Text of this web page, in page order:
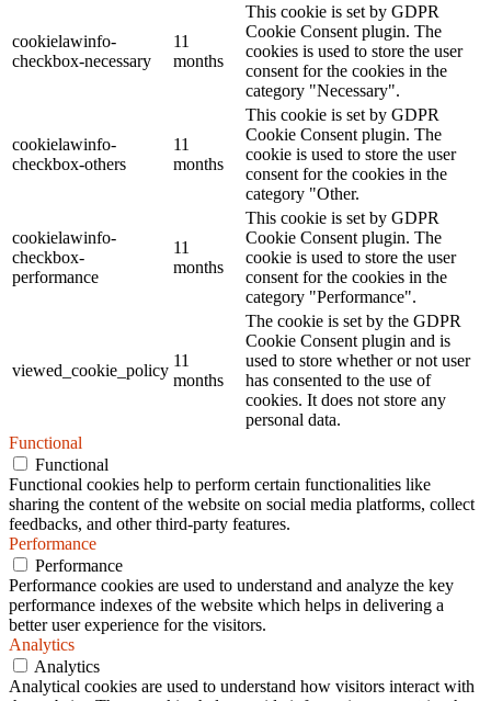
cookielawinfo-
checkbox-necessary
11
months
This cookie is set by GDPR
Cookie Consent plugin. The
cookies is used to store the user
consent for the cookies in the
category "Necessary".
cookielawinfo-
checkbox-others
11
months
This cookie is set by GDPR
Cookie Consent plugin. The
cookie is used to store the user
consent for the cookies in the
category "Other.
cookielawinfo-
checkbox-
performance
11
months
This cookie is set by GDPR
Cookie Consent plugin. The
cookie is used to store the user
consent for the cookies in the
category "Performance".
viewed_cookie_policy
11
months
The cookie is set by the GDPR
Cookie Consent plugin and is
used to store whether or not user
has consented to the use of
cookies. It does not store any
personal data.
Functional
Functional
Functional cookies help to perform certain functionalities like
sharing the content of the website on social media platforms, collect
feedbacks, and other third-party features.
Performance
Performance
Performance cookies are used to understand and analyze the key
performance indexes of the website which helps in delivering a
better user experience for the visitors.
Analytics
Analytics
Analytical cookies are used to understand how visitors interact with